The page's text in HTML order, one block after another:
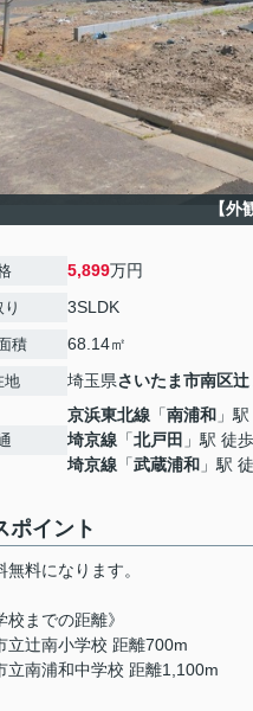
【外
5,899万円
り 3SLDK
積 68.14㎡
地 埼玉県さいたま市南区辻
京浜東北線 「南浦和 」
埼京線 「北戸田 」駅 徒
埼京線 「武蔵浦和 」駅
ポイント
無料になります。
校までの距離》
立辻南小学校 距離700m
立南浦和中学校 距離1,100m